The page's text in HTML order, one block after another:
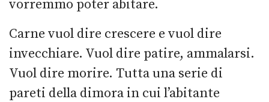
vorremmo poter abitare.
Carne vuol dire crescere e vuol dire
invecchiare. Vuol dire patire, ammalarsi.
Vuol dire morire. Tutta una serie di
pareti della dimora in cui l’abitante